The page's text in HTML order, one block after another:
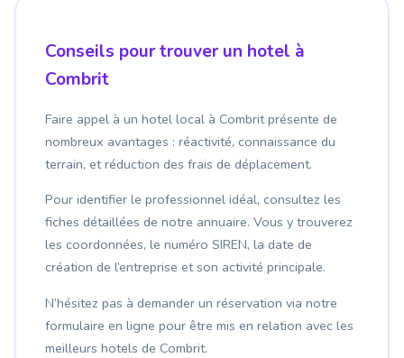
Conseils pour trouver un hotel à
Combrit
Faire appel à un hotel local à Combrit présente de
nombreux avantages : réactivité, connaissance du
terrain, et réduction des frais de déplacement.
Pour identifier le professionnel idéal, consultez les
fiches détaillées de notre annuaire. Vous y trouverez
les coordonnées, le numéro SIREN, la date de
création de l’entreprise et son activité principale.
N’hésitez pas à demander un réservation via notre
formulaire en ligne pour être mis en relation avec les
meilleurs hotels de Combrit.